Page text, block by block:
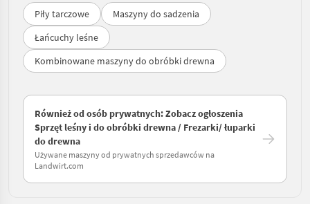
Piły tarczowe
Maszyny do sadzenia
Łańcuchy leśne
Kombinowane maszyny do obróbki drewna
Również od osób prywatnych: Zobacz ogłoszenia
Sprzęt leśny i do obróbki drewna / Frezarki/ łuparki
do drewna
Używane maszyny od prywatnych sprzedawców na
Landwirt.com